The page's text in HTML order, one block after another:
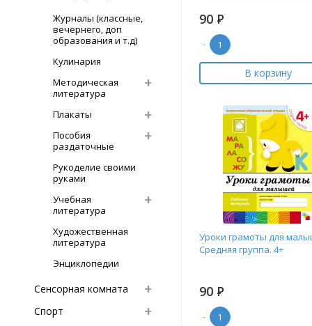
Журналы (классные,
вечернего, доп
образования и т.д)
Кулинария
Методическая
литература
Плакаты
Пособия
раздаточные
Рукоделие своими
руками
Учебная
литература
Художественная
литература
Энциклопедии
Сенсорная комната
Спорт
90 Р
-
В корзину
Уроки грамоты для
Средняя группа. 4+
90 Р
-